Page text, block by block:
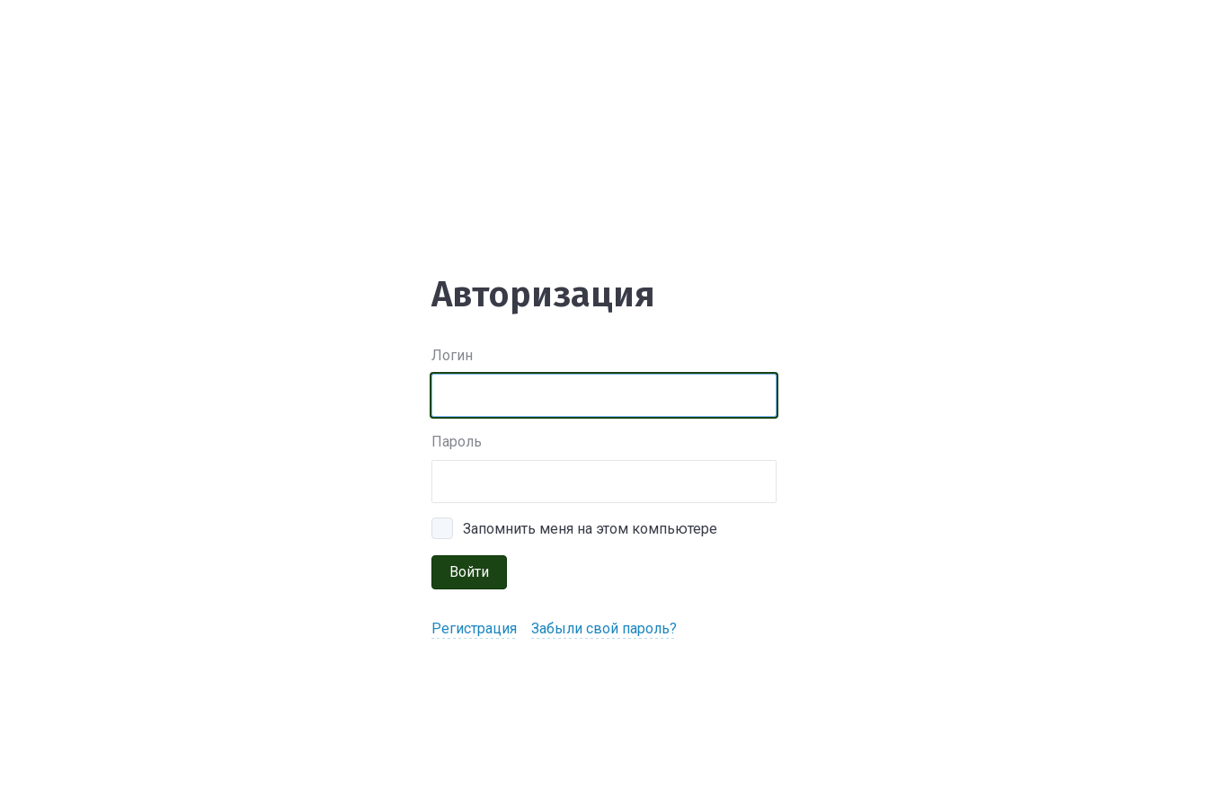
Авторизация
Логин
Пароль
Запомнить меня на этом компьютере
Войти
Регистрация Забыли свой пароль?